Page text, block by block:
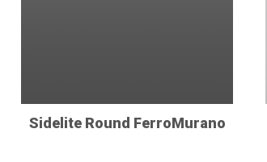
Sidelite Round FerroMurano